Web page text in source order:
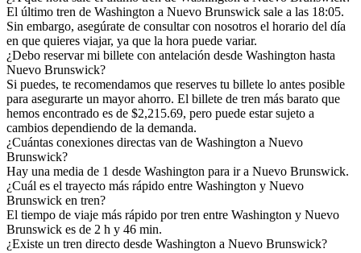
El último tren de Washington a Nuevo Brunswick sale a las 18:05.
Sin embargo, asegúrate de consultar con nosotros el horario del día
en que quieres viajar, ya que la hora puede variar.
¿Debo reservar mi billete con antelación desde Washington hasta
Nuevo Brunswick?
Si puedes, te recomendamos que reserves tu billete lo antes posible
para asegurarte un mayor ahorro. El billete de tren más barato que
hemos encontrado es de $2,215.69, pero puede estar sujeto a
cambios dependiendo de la demanda.
¿Cuántas conexiones directas van de Washington a Nuevo
Brunswick?
Hay una media de 1 desde Washington para ir a Nuevo Brunswick.
¿Cuál es el trayecto más rápido entre Washington y Nuevo
Brunswick en tren?
El tiempo de viaje más rápido por tren entre Washington y Nuevo
Brunswick es de 2 h y 46 min.
¿Existe un tren directo desde Washington a Nuevo Brunswick?